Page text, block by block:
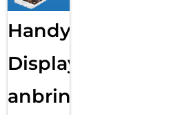
Handy
Displayfolie
anbringen